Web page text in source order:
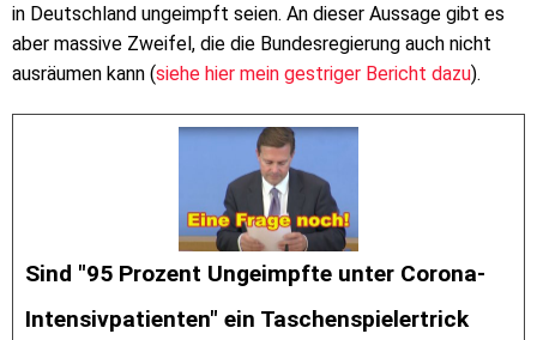
in Deutschland ungeimpft seien. An dieser Aussage gibt es
aber massive Zweifel, die die Bundesregierung auch nicht
ausräumen kann (siehe hier mein gestriger Bericht dazu).
Sind "95 Prozent Ungeimpfte unter Corona-
Intensivpatienten" ein Taschenspielertrick